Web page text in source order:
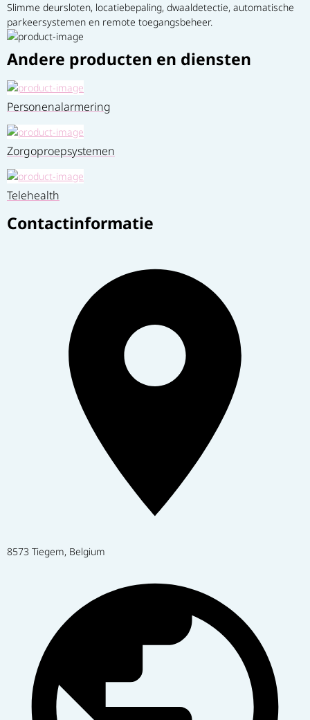
Slimme deursloten, locatiebepaling, dwaaldetectie, automatische
parkeersystemen en remote toegangsbeheer.
Andere producten en diensten
Personenalarmering
Zorgoproepsystemen
Telehealth
Contactinformatie
8573 Tiegem, Belgium